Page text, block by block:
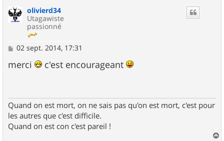
olivierd34
Utagawiste
passionné
M
s
s
02 sept. 2014, 17:31
merci c'est encourageant
Quand on est mort, on ne sais pas qu'on est mort, c'est pour
les autres que c'est difficile.
Quand on est con c'est pareil !